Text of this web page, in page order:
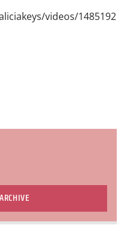
videos/1485192